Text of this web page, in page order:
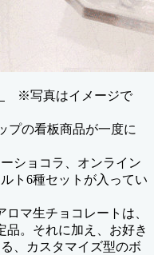
※写真はイメージで
プの看板商品が一度に
ショコラ、オンライン
ト6種セットが入ってい
マ生チョコレートは、
品。それに加え、お好き
、カスタマイズ型のボ